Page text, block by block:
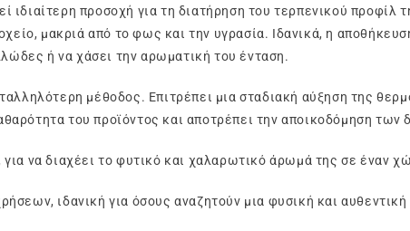
ιδιαίτερη προσοχή για τη διατήρηση του τερπενικού
μακριά από το φως και την υγρασία. Ιδανικά, η
ή να χάσει την αρωματική του ένταση.
μέθοδος. Επιτρέπει μια σταδιακή αύξηση της
του προϊόντος και αποτρέπει την αποικοδόμηση
να διαχέει το φυτικό και χαλαρωτικό άρωμά της σε έναν
ιδανική για όσους αναζητούν μια φυσική και